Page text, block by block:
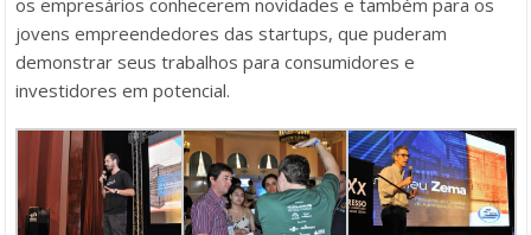
jovens empreendedores das startups, que puderam
demonstrar seus trabalhos para consumidores e
investidores em potencial.